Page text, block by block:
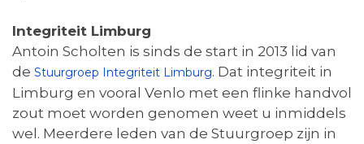
Integriteit Limburg
Antoin Scholten is sinds de start in 2013 lid van
de Stuurgroep Integriteit Limburg. Dat integriteit in
Limburg en vooral Venlo met een flinke handvol
zout moet worden genomen weet u inmiddels
wel. Meerdere leden van de Stuurgroep zijn in